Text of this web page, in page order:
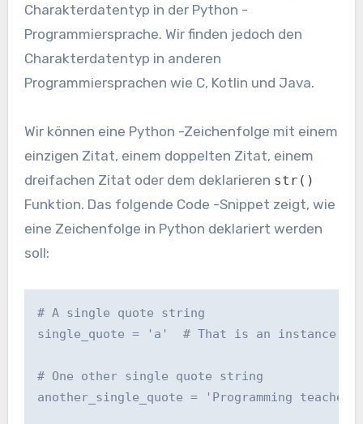
Charakterdatentyp in der Python -
Programmiersprache. Wir finden jedoch den
Charakterdatentyp in anderen
Programmiersprachen wie C, Kotlin und Java.
Wir können eine Python -Zeichenfolge mit einem
einzigen Zitat, einem doppelten Zitat, einem
dreifachen Zitat oder dem deklarieren str()
Funktion. Das folgende Code -Snippet zeigt, wie
eine Zeichenfolge in Python deklariert werden
soll:
# A single quote string
single_quote = 'a'  # That is an instance
# One other single quote string
another_single_quote = 'Programming teaches